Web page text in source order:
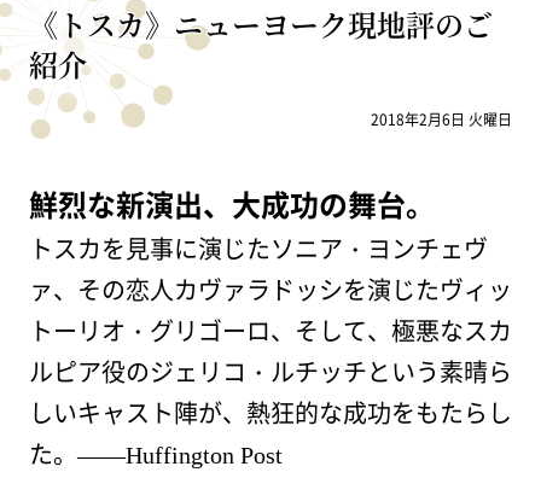
《トスカ》ニューヨーク現地評のご
紹介
2018年2月6日 火曜日
鮮烈な新演出、大成功の舞台。
トスカを見事に演じたソニア・ヨンチェヴ
ァ、その恋人カヴァラドッシを演じたヴィッ
トーリオ・グリゴーロ、そして、極悪なスカ
ルピア役のジェリコ・ルチッチという素晴ら
しいキャスト陣が、熱狂的な成功をもたらし
た。――Huffington Post